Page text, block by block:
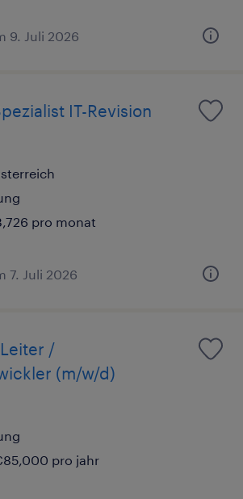
9. Juli 2026
IT-Revision
pro monat
7. Juli 2026
/
(m/w/d)
pro jahr